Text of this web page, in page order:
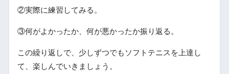
②実際に練習してみる。
③何がよかったか、何が悪かったか振り返る。
この繰り返しで、少しずつでもソフトテニスを上達し
て、楽しんでいきましょう。